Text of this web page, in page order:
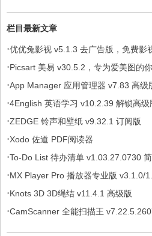
栏目最新文章
·优优兔影视 v5.1.3 去广告版，免费影
·Picsart 美易 v30.5.2，专为爱美图的
·App Manager 应用管理器 v7.83 高级
·4English 英语学习 v10.2.39 解锁高级
·ZEDGE 铃声和壁纸 v9.32.1 订阅版
·Xodo 佐道 PDF阅读器
·To-Do List 待办清单 v1.03.27.0730
软件，解锁专业版
·MX Player Pro 播放器专业版 v3.1.0/
·Knots 3D 3D绳结 v11.4.1 高级版
·CamScanner 全能扫描王